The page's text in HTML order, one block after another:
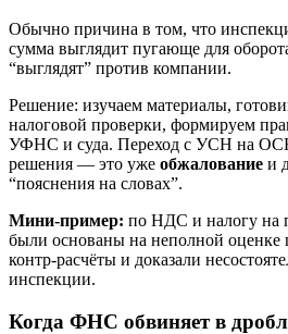
Обычно причина в том, что
сумма выглядит пугающе для
“выглядят” против компании.
Решение: изучаем материалы,
налоговой проверки, формируем
УФНС и суда. Переход с УСН на
решения — это уже обжалование и
“пояснения на словах”.
Мини-пример: по НДС и налогу на
были основаны на неполной оценке
контр-расчёты и доказали
инспекции.
Когда ФНС обвиняет в